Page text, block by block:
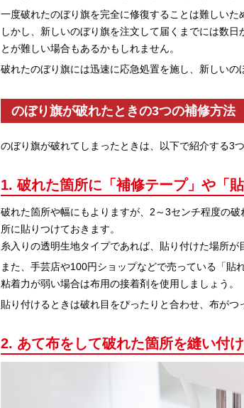
一度破れたのぼり旗を完全に修復することは難しいた
しかし、新しいのぼり旗を注文して届くまでには数
とが難しい場合もあるかもしれません。
破れたのぼり旗には迅速に応急処置を施し、新しいの
のぼり旗が破れたときの3つの補修方法
のぼり旗が破れてしまったときは、以下で紹介する3
1. 破れた箇所に「補修テープ」や「
破れた箇所や幅にもよりますが、2～3センチ程度の
所に貼りつけておきます。
糸入りの透明生地タイプであれば、貼り付けた場所が
また、手芸店や100円ショップなどで売っている「貼
粘着力が弱い場合は布用の接着剤を使用しましょう。
貼り付けるときは破れ目をぴったりと合わせ、布がつ
2. あて布をして破れた箇所を縫い付